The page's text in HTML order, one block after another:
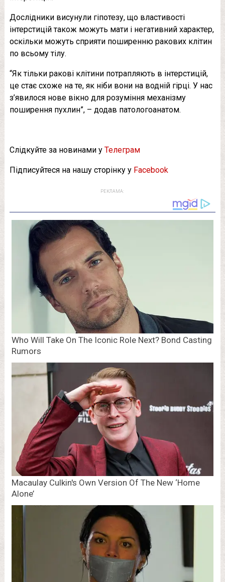
Дослідники висунули гіпотезу, що властивості
інтерстицій також можуть мати і негативний характер,
оскільки можуть сприяти поширенню ракових клітин
по всьому тілу.
“Як тільки ракові клітини потрапляють в інтерстицій,
це стає схоже на те, як ніби вони на водній гірці. У нас
з’явилося нове вікно для розуміння механізму
поширення пухлин”, – додав патологоанатом.
Слідкуйте за новинами у Телеграм
Підписуйтеся на нашу сторінку у Facebook
РЕКЛАМА: